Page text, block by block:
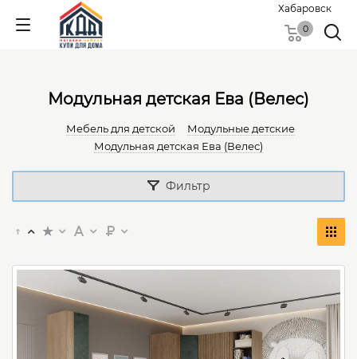
Хабаровск
0
Модульная детская Ева (Велес)
Мебель для детской
Модульные детские
Модульная детская Ева (Велес)
Фильтр